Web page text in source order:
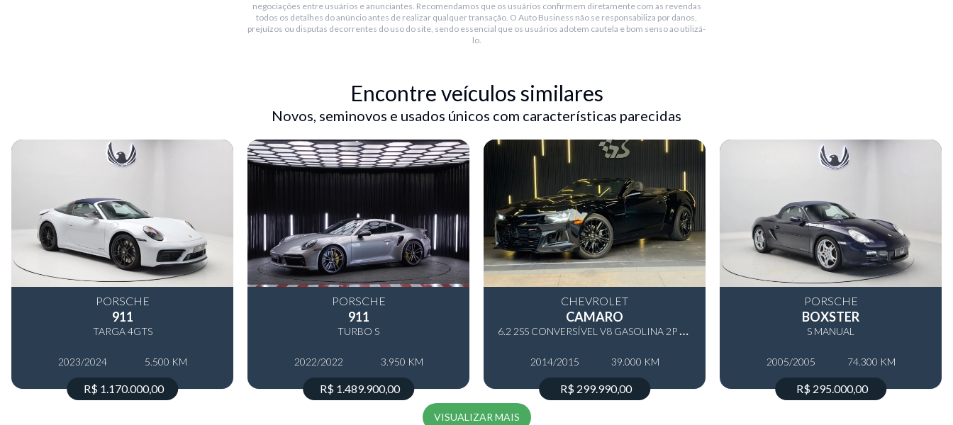
negociações entre usuários e anunciantes. Recomendamos que os usuários confirmem diretamente com as revendas
todos os detalhes do anúncio antes de realizar qualquer transação. O Auto Business não se responsabiliza por danos,
prejuízos ou disputas decorrentes do uso do site, sendo essencial que os usuários adotem cautela e bom senso ao utilizá-
lo.
Encontre veículos similares
Novos, seminovos e usados únicos com características parecidas
PORSCHE
911
TARGA 4GTS
2023/2024 5.500 KM
R$ 1.170.000,00
PORSCHE
911
TURBO S
2022/2022 3.950 KM
R$ 1.489.900,00
CHEVROLET
CAMARO
6
.2 2SS CONVERSÍVEL V8 GASOLINA 2P AUTOMÁTICO
2014/2015 39.000 KM
R$ 299.990,00
PORSCHE
BOXSTER
S MANUAL
2005/2005 74.300 KM
R$ 295.000,00
VISUALIZAR MAIS